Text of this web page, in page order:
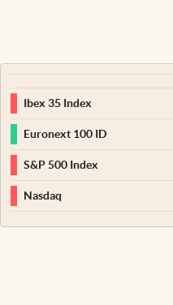
Ibex 35 Index
Euronext 100 ID
S&P 500 Index
Nasdaq